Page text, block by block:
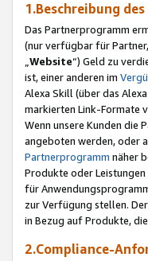
1.Beschreibung
Das Partnerprogramm
(nur verfügbar für
Website“) Geld zu
ist, einer anderen im
Alexa Skill (über das
markierten Link-Formate
Wenn unsere Kunden die
angeboten werden, oder
Partnerprogramm näher
Produkte oder
für
zur Verfügung stellen.
in Bezug auf Produkte,
2.Compliance-